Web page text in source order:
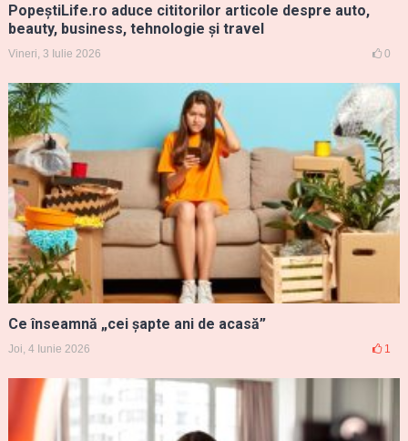
PopeștiLife.ro aduce cititorilor articole despre auto,
beauty, business, tehnologie și travel
Vineri, 3 Iulie 2026 0
Ce înseamnă „cei șapte ani de acasă”
Joi, 4 Iunie 2026 1